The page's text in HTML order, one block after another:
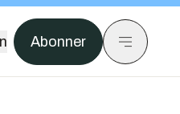
Abonner